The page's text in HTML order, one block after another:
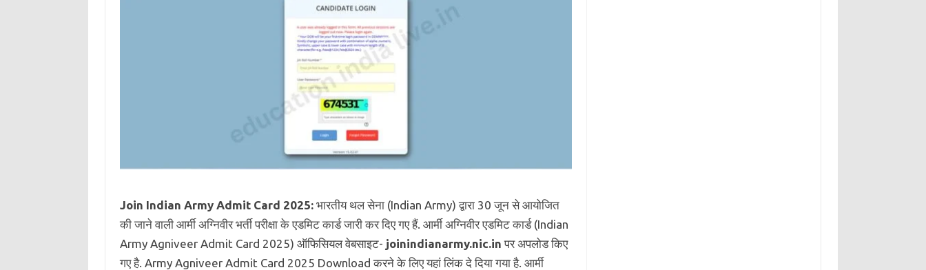
Join Indian Army Admit Card 2025:भारतीय थल सेना (Indian Army) द्वारा 30 जून से आयोजित
की जाने वाली आर्मी अग्निवीर भर्ती परीक्षा के एडमिट कार्ड जारी कर दिए गए हैं. आर्मी अग्निवीर एडमिट कार्ड (Indian
Army Agniveer Admit Card 2025) ऑफिसियल वेबसाइट- joinindianarmy.nic.in पर अपलोड किए
गए है. Army Agniveer Admit Card 2025 Download करने के लिए यहां लिंक दे दिया गया है. आर्मी